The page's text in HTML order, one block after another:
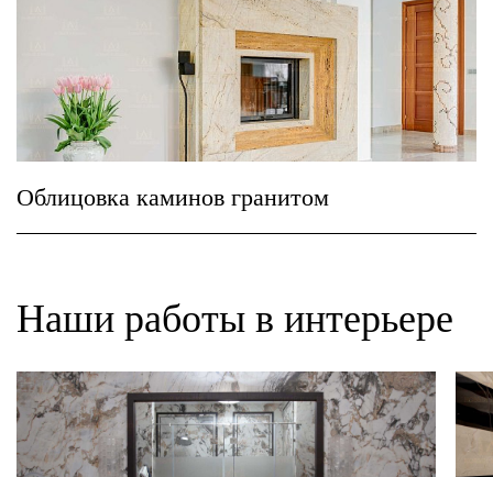
Облицовка каминов гранитом
Наши работы в интерьере